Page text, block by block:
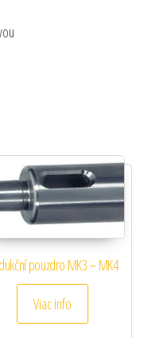
pouzdro MK3 – MK4
Viac info